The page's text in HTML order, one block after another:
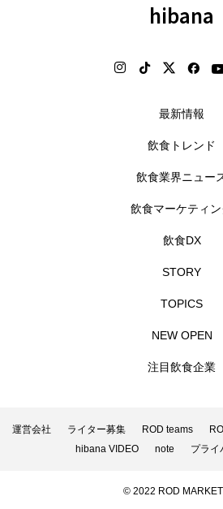
hibana
最新情報
飲食トレンド
飲食業界ニュー
飲食マーケティ
飲食DX
STORY
TOPICS
NEW OPEN
注目飲食企業
運営会社 ライター募集 ROD teams
hibana VIDEO
note プライ
© 2022 ROD